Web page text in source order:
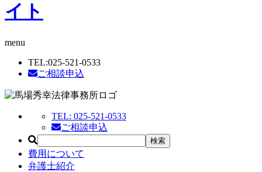
menu
TEL:025-521-0533
ご相談申込
TEL: 025-521-0533
ご相談申込
費用について
弁護士紹介